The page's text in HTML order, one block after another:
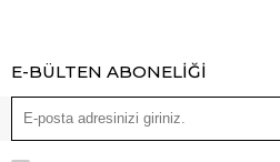
E-BÜLTEN ABONELİĞİ